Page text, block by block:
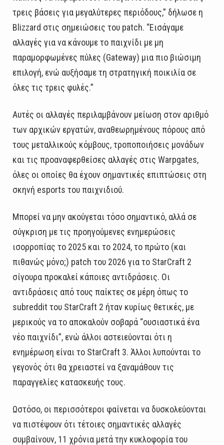
τρεις βάσεις για μεγαλύτερες περιόδους,” δήλωσε η
Blizzard στις σημειώσεις του patch. “Εισάγαμε
αλλαγές για να κάνουμε το παιχνίδι με μη
παραμορφωμένες πύλες (Gateway) μια πιο βιώσιμη
επιλογή, ενώ αυξήσαμε τη στρατηγική ποικιλία σε
όλες τις τρεις φυλές.”
Αυτές οι αλλαγές περιλαμβάνουν μείωση στον αριθμό
των αρχικών εργατών, αναθεωρημένους πόρους από
τους μεταλλικούς κόμβους, τροποποιήσεις μονάδων
και τις προαναφερθείσες αλλαγές στις Warpgates,
όλες οι οποίες θα έχουν σημαντικές επιπτώσεις στη
σκηνή esports του παιχνιδιού.
Μπορεί να μην ακούγεται τόσο σημαντικό, αλλά σε
σύγκριση με τις προηγούμενες ενημερώσεις
ισορροπίας το 2025 και το 2024, το πρώτο (και
πιθανώς μόνο;) patch του 2026 για το StarCraft 2
σίγουρα προκαλεί κάποιες αντιδράσεις. Οι
αντιδράσεις από τους παίκτες σε μέρη όπως το
subreddit του StarCraft 2 ήταν κυρίως θετικές, με
μερικούς να το αποκαλούν σοβαρά “ουσιαστικά ένα
νέο παιχνίδι”, ενώ άλλοι αστειεύονται ότι η
ενημέρωση είναι το StarCraft 3. Άλλοι λυπούνται το
γεγονός ότι θα χρειαστεί να ξαναμάθουν τις
παραγγελίες κατασκευής τους.
Ωστόσο, οι περισσότεροι φαίνεται να δυσκολεύονται
να πιστέψουν ότι τέτοιες σημαντικές αλλαγές
συμβαίνουν, 11 χρόνια μετά την κυκλοφορία του